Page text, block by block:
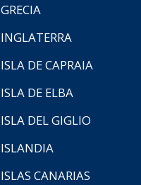
GRECIA
INGLATERRA
ISLA DE CAPRAIA
ISLA DE ELBA
ISLA DEL GIGLIO
ISLANDIA
ISLAS CANARIAS